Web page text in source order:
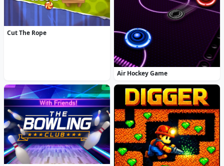
Cut The Rope
Air Hockey Game